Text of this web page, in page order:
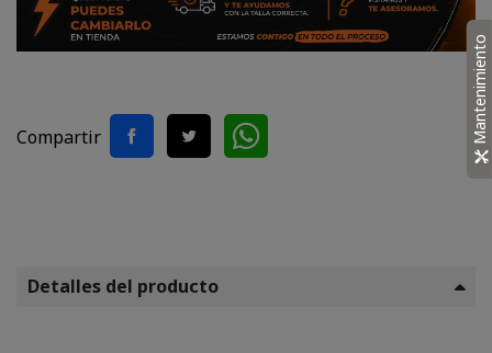
Compartir
Detalles del producto
Mantenimiento